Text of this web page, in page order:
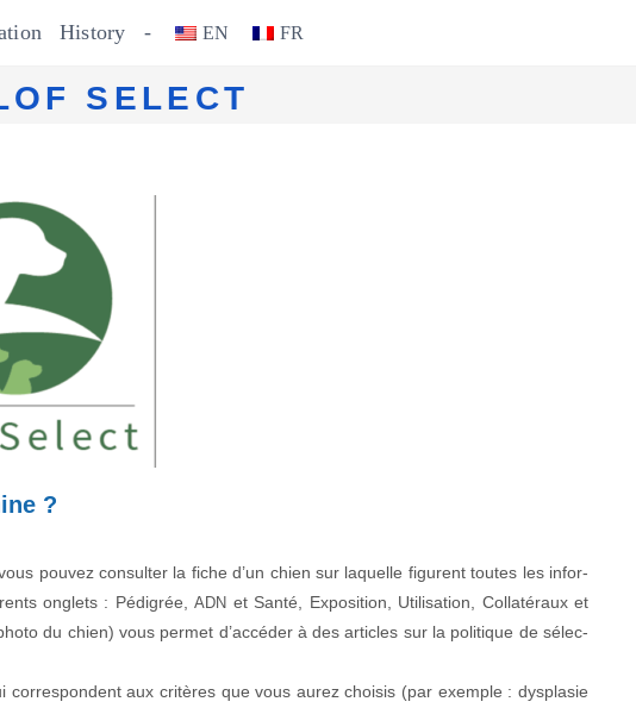
His­to­ry - EN FR
SELECT
?
pou­vez con­sul­ter la fiche d’un chien sur laque­lle fig­urent toutes les infor­
onglets : Pédi­grée,ADN et San­té, Expo­si­tion, Util­i­sa­tion, Col­latéraux et
du chien) vous per­met d’accéder à des arti­cles sur la poli­tique de sélec­
cor­re­spon­dent aux critères que vous aurez choi­sis (par exem­ple : dys­plasie